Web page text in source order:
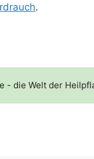
.
- die Welt der